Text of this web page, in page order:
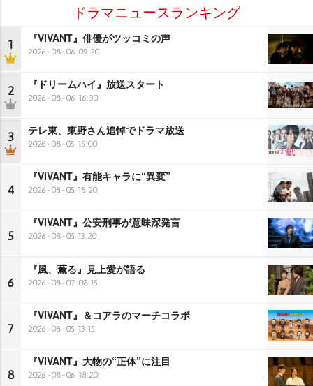
ドラマニュースランキング
1 『VIVANT』俳優がツッコミの声
2026-08-06 09:20
2 『ドリームハイ』放送スタート
2026-08-06 16:30
3 テレ東、東野さん追悼でドラマ放送
2026-08-05 15:00
4
『VIVANT』有能キャラに“異変”
2026-08-05 18:20
5
『VIVANT』公安刑事が意味深発言
2026-08-05 13:20
6
『風、薫る』見上愛が語る
2026-08-07 08:15
7
『VIVANT』＆コアラのマーチコラボ
2026-08-05 13:15
8
『VIVANT』大物の“正体”に注目
2026-08-06 18:20